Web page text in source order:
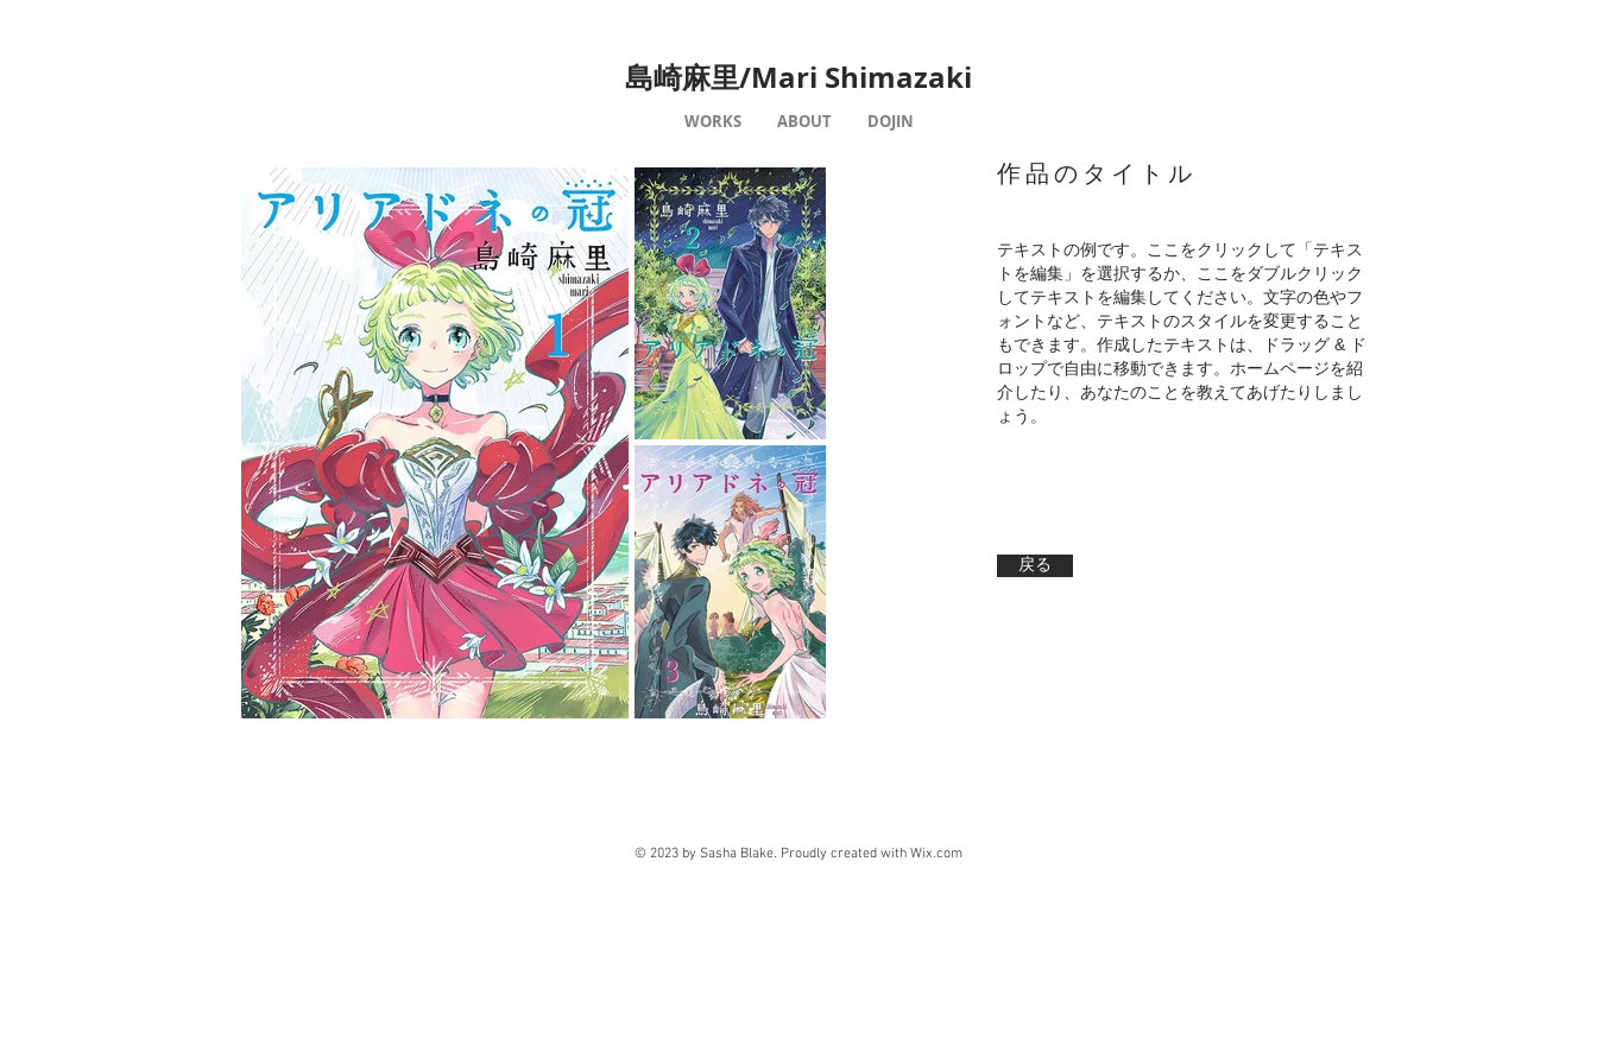
​島崎麻里/Mari Shimazaki
WORKS ABOUT DOJIN
作品のタイトル
テキストの例です。ここをクリックして「テキス
トを編集」を選択するか、ここをダブルクリック
してテキストを編集してください。文字の色やフ
ォントなど、テキストのスタイルを変更すること
もできます。作成したテキストは、ドラッグ & ド
ロップで自由に移動できます。ホームページを紹
介したり、あなたのことを教えてあげたりしまし
ょう。
戻る
© 2023 by Sasha Blake. Proudly created with Wix.com